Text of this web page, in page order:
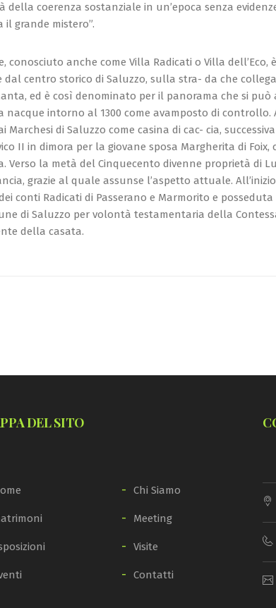
coerenza sostanziale in un’epoca senza
grande mistero”.
conosciuto anche come Villa Radicati o Villa dell’Eco,
centro storico di Saluzzo, sulla stra- da che
ed è così denominato per il panorama che si può
nacque intorno al 1300 come avamposto di controllo.
di Saluzzo come casina di cac- cia,
II in dimora per la giovane sposa Margherita di Foix,
Verso la metà del Cinquecento divenne proprietà di
grazie al quale assunse l’aspetto attuale.
conti Radicati di Passerano e Marmorito e
di Saluzzo per volontà testamentaria della
della casata.
DEL SITO
Chi Siamo
Meeting
Visite
Contatti